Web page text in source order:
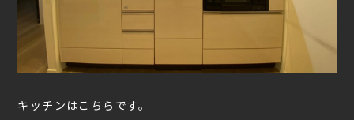
キッチンはこちらです。